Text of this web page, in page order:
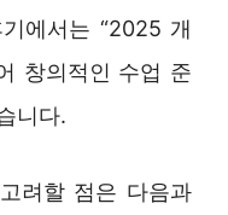
에서는 “2025 개
창의적인 수업 준
니다.
려할 점은 다음과